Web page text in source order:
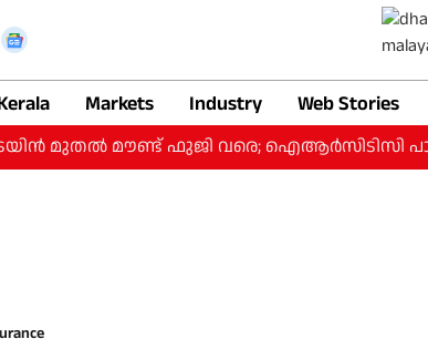
Markets Industry Web Stories
മുതല്‍ മൗണ്ട് ഫുജി വരെ; ഐആര്‍സിടിസി